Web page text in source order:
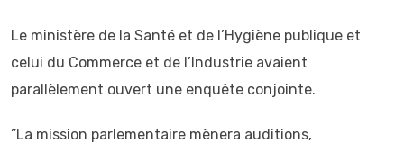
Le ministère de la Santé et de l’Hygiène publique et
celui du Commerce et de l’Industrie avaient
parallèlement ouvert une enquête conjointe.
”La mission parlementaire mènera auditions,